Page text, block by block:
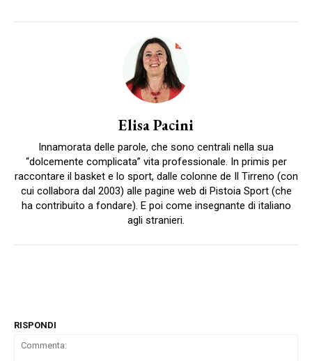
Elisa Pacini
Innamorata delle parole, che sono centrali nella sua
“dolcemente complicata” vita professionale. In primis per
raccontare il basket e lo sport, dalle colonne de Il Tirreno (con
cui collabora dal 2003) alle pagine web di Pistoia Sport (che
ha contribuito a fondare). E poi come insegnante di italiano
agli stranieri.
RISPONDI